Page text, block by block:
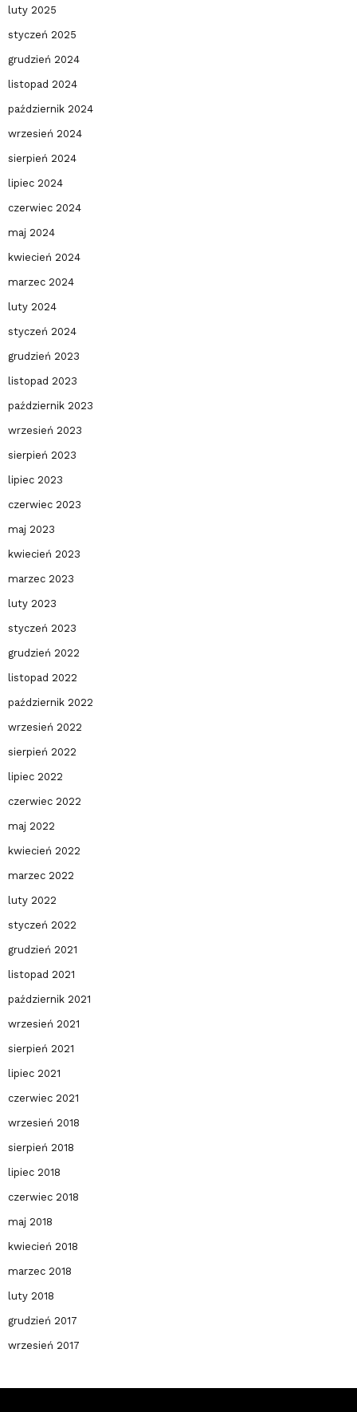
luty 2025
styczeń 2025
grudzień 2024
listopad 2024
październik 2024
wrzesień 2024
sierpień 2024
lipiec 2024
czerwiec 2024
maj 2024
kwiecień 2024
marzec 2024
luty 2024
styczeń 2024
grudzień 2023
listopad 2023
październik 2023
wrzesień 2023
sierpień 2023
lipiec 2023
czerwiec 2023
maj 2023
kwiecień 2023
marzec 2023
luty 2023
styczeń 2023
grudzień 2022
listopad 2022
październik 2022
wrzesień 2022
sierpień 2022
lipiec 2022
czerwiec 2022
maj 2022
kwiecień 2022
marzec 2022
luty 2022
styczeń 2022
grudzień 2021
listopad 2021
październik 2021
wrzesień 2021
sierpień 2021
lipiec 2021
czerwiec 2021
wrzesień 2018
sierpień 2018
lipiec 2018
czerwiec 2018
maj 2018
kwiecień 2018
marzec 2018
luty 2018
grudzień 2017
wrzesień 2017